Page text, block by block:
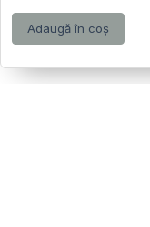
Adaugă în coș